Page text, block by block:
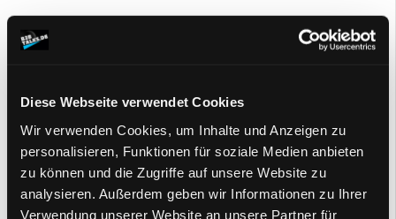
Diese Webseite verwendet Cookies
Wir verwenden Cookies, um Inhalte und Anzeigen zu
personalisieren, Funktionen für soziale Medien anbieten
zu können und die Zugriffe auf unsere Website zu
analysieren. Außerdem geben wir Informationen zu Ihrer
Verwendung unserer Website an unsere Partner für
Ziele sollten sich an Ihrem Nutzen orientieren und
Besser: „Wir möchten, dass unsere Kunden
schnell die passenden Produkte finden!“
Kopieren ersetzt nicht die eigene Zieldefinition –
Beispiel:
Statt: „Ich hätte gerne genauso einen Shop wie